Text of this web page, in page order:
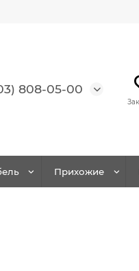
808-05-00
Прихожие